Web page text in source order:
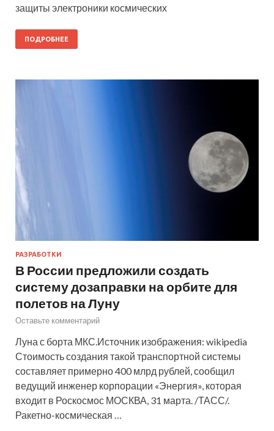
защиты электроники космических
ПОДРОБНЕЕ
РАЗРАБОТКИ
В России предложили создать
систему дозаправки на орбите для
полетов на Луну
Оставьте комментарий
Луна с борта МКС.Источник изображения: wikipedia
Стоимость создания такой транспортной системы
составляет примерно 400 млрд рублей, сообщил
ведущий инженер корпорации «Энергия», которая
входит в Роскосмос МОСКВА, 31 марта. /ТАСС/.
Ракетно-космическая …